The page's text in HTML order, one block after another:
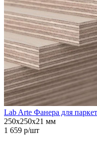
Lab Arte Фанера для
250х250х21 мм
1 659 р/шт